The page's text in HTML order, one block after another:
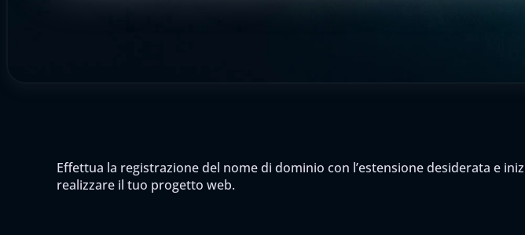
Effettua la registrazione del nome di dominio con l’estensione desiderata e
realizzare il tuo progetto web.